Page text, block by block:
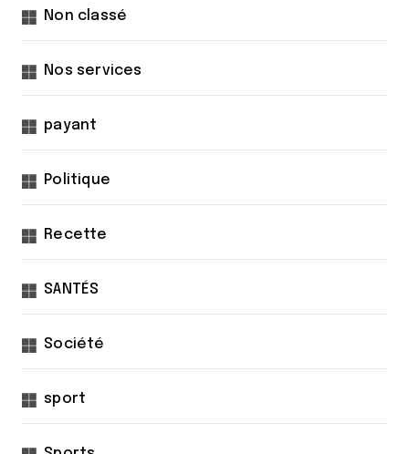
Non classé
Nos services
payant
Politique
Recette
SANTÉS
Société
sport